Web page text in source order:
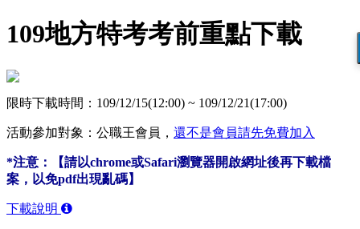
109地方特考考前重點下載
限時下載時間： 109/12/15(12:00) ~ 109/12/21(17:00)
活動參加對象：公職王會員， 還不是會員請先免費加入
*注意：【請以chrome或Safari瀏覽器開啟網址後再下載檔
案，以免pdf出現亂碼】
下載說明